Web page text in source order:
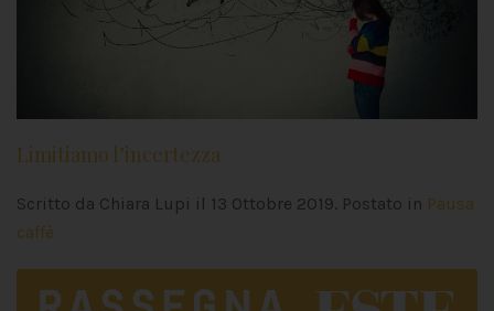
Limitiamo l’incertezza
Scritto da Chiara Lupi il 13 Ottobre 2019. Postato in Pausa
caffè